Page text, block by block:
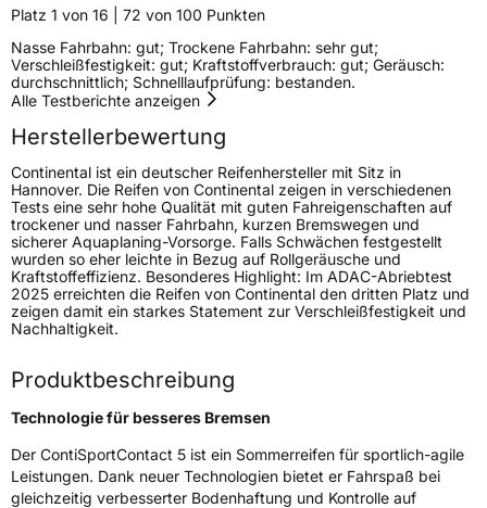
FelgenschutzFR
RunflatSSR
Empfohlen für MercedesMOE
EU Label
Effizienz C
NasshaftungB
Rollgeräusch (Klasse)
Rollgeräusch (dB) 72
FahrzeugklasseC1
3PMSF / Schneeflockensymbol / Alpine-SymbolNein
Platz 1 von 16 | 72 von 100 Punkten
Nasse Fahrbahn: gut; Trockene Fahrbahn: sehr gut;
Verschleißfestigkeit: gut; Kraftstoffverbrauch: gut; Geräusch:
durchschnittlich; Schnelllaufprüfung: bestanden.
Alle Testberichte anzeigen
Herstellerbewertung
Continental ist ein deutscher Reifenhersteller mit Sitz in
Hannover. Die Reifen von Continental zeigen in verschiedenen
Tests eine sehr hohe Qualität mit guten Fahreigenschaften auf
trockener und nasser Fahrbahn, kurzen Bremswegen und
sicherer Aquaplaning-Vorsorge. Falls Schwächen festgestellt
wurden so eher leichte in Bezug auf Rollgeräusche und
Kraftstoffeffizienz. Besonderes Highlight: Im ADAC-Abriebtest
2025 erreichten die Reifen von Continental den dritten Platz und
zeigen damit ein starkes Statement zur Verschleißfestigkeit und
Nachhaltigkeit.
Produktbeschreibung
Technologie für besseres Bremsen
Der ContiSportContact 5 ist ein Sommerreifen für sportlich-agile
Leistungen. Dank neuer Technologien bietet er Fahrspaß bei
gleichzeitig verbesserter Bodenhaftung und Kontrolle auf